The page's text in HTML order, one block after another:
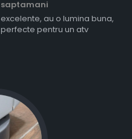
saptamani
excelente, au o lumina buna,
perfecte pentru un atv